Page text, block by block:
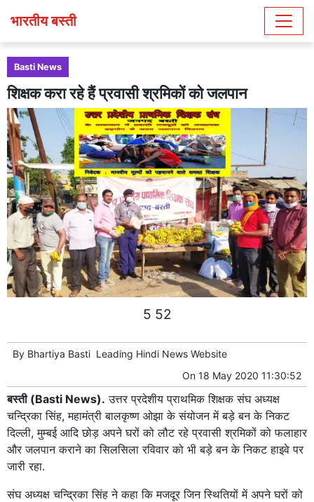
भारतीय बस्ती
Basti News
शिक्षक करा रहे हैं प्रवासी श्रमिकों को जलपान
5 52
By Bhartiya Basti Leading Hindi News Website
On 18 May 2020 11:30:52
बस्ती (Basti News). उत्तर प्रदेशीय प्राथमिक शिक्षक संघ अध्यक्ष
चन्द्रिका सिंह, महामंत्री बालकृष्ण ओझा के संयोजन में बड़े बन के निकट
दिल्ली, मुम्बई आदि छोड़ अपने घरों को लौट रहे प्रवासी श्रमिकों को फलाहार
और जलपान कराने का सिलसिला रविवार को भी बड़े बन के निकट हाइवे पर
जारी रहा.
संघ अध्यक्ष चन्द्रिका सिंह ने कहा कि मजदूर जिन स्थितियों में अपने घरों को